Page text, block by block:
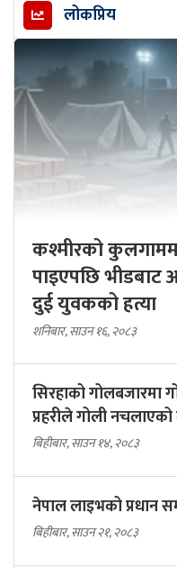
लोकप्रिय
कश्मीरको
पाइएपछि भीडबाट
दुई युवकको हत्या
शनिबार, साउन १६, २०८३
सिरहाको गोलबजारमा
प्रहरीले गोली नचलाएको
बिहीबार, साउन १४, २०८३
नेपाल लाइभको प्रधान
बिहीबार, साउन २१, २०८३